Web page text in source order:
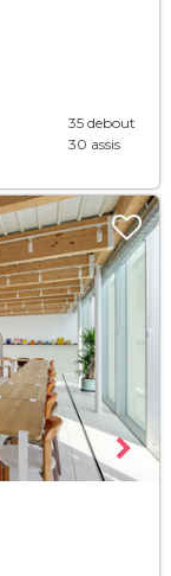
35 debout
30 assis